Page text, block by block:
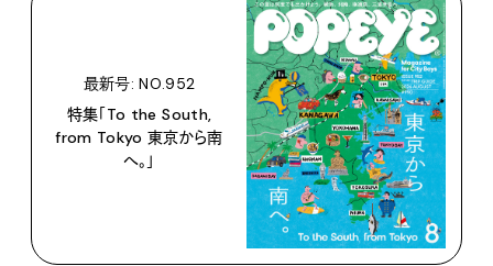
最新号: NO.952
特集「To the South,
from Tokyo 東京から南
へ。」